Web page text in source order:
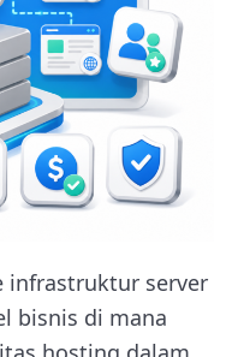
infrastruktur server
bisnis di mana